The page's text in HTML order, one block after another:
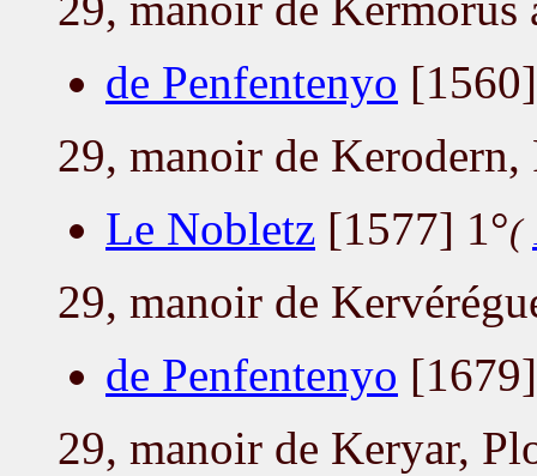
de Penfentenyo
29, manoir de Kerodern,
Le Nobletz [1577] 1°(
29, manoir de
de Penfentenyo
29, manoir de Keryar,